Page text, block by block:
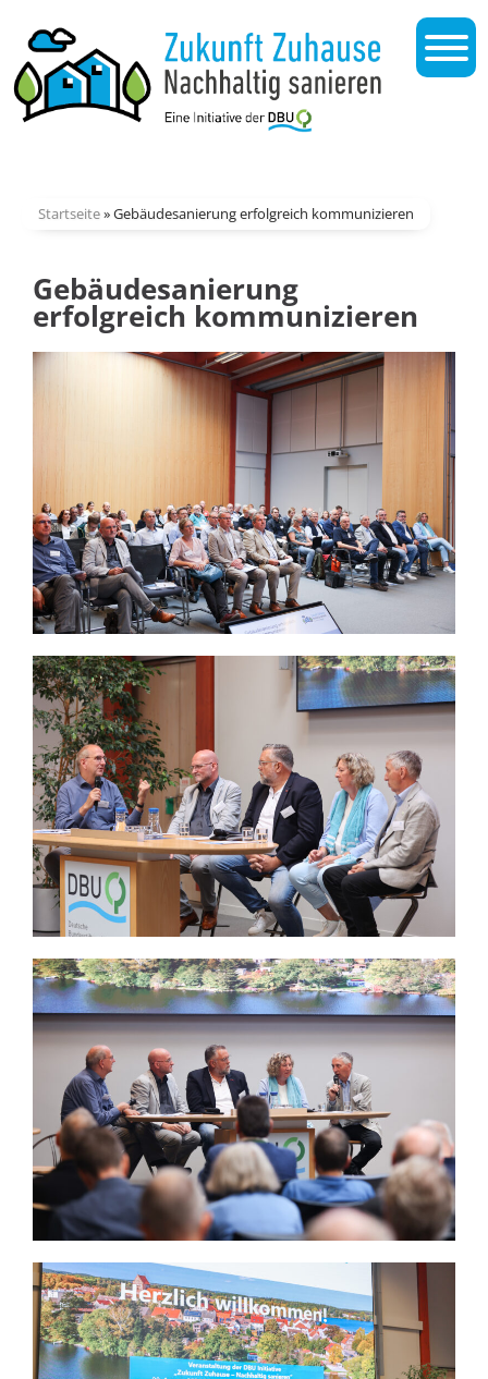
Startseite»Gebäudesanierung erfolgreich kommunizieren
Gebäudesanierung
erfolgreich kommunizieren